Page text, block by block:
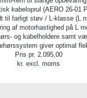
kabeloprul (AERO 26-01
til farligt støv / L-klasse (L
af motorhastighed på L
og kabelholdere samt
giver optimal
Pris pr. 2.095,00
kr. excl. moms